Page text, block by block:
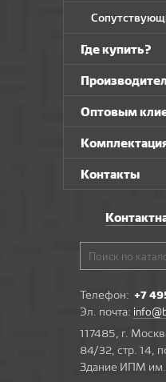
Где купить?
Оптовым
Контакты
Телефон: +7
Эл. почта:
117485, г.
84/32, стр. 14,
Здание ИПМ